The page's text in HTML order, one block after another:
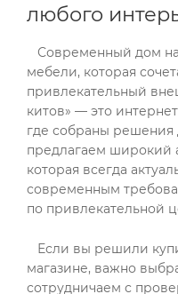
Современный дом
мебели, которая
привлекательный
китов» — это
где собраны
предлагаем широкий
которая всегда
современным
по привлекательной
Если вы решили
магазине, важно
сотрудничаем с
любого